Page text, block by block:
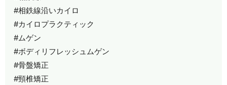
#相鉄線沿いカイロ
#カイロプラクティック
#ムゲン
#ボディリフレッシュムゲン
#骨盤矯正
#頸椎矯正